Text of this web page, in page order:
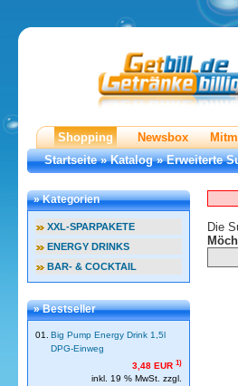
Shopping Newsbox
Startseite»Katalog»Erweiterte
» Kategorien
XXL-SPARPAKETE
ENERGY DRINKS
BAR- & COCKTAIL
» Bestseller
01. Big Pump Energy Drink 1,5l
DPG-Einweg
3,48 EUR 1)
inkl. 19 % MwSt. zzgl.
Die